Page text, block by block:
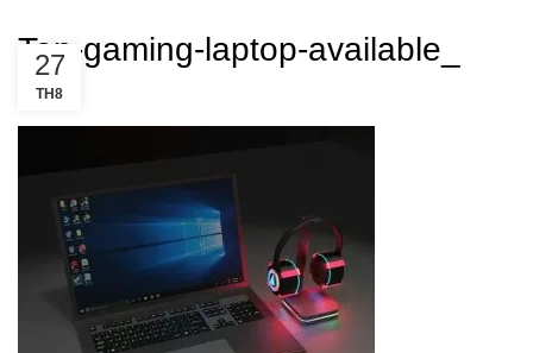
Top-gaming-laptop-available_
27
TH8